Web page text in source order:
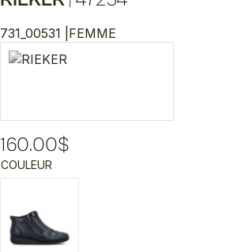
731_00531 | FEMME
160.00$
COULEUR